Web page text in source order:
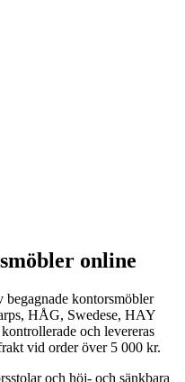
online
kontorsmöbler
HÅG, Swedese, HAY
och levereras
vid order över 5 000 kr.
och höj- och sänkbara